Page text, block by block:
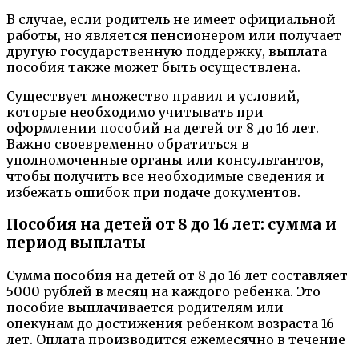
В случае, если родитель не имеет официальной
работы, но является пенсионером или получает
другую государственную поддержку, выплата
пособия также может быть осуществлена.
Существует множество правил и условий,
которые необходимо учитывать при
оформлении пособий на детей от 8 до 16 лет.
Важно своевременно обратиться в
уполномоченные органы или консультантов,
чтобы получить все необходимые сведения и
избежать ошибок при подаче документов.
Пособия на детей от 8 до 16 лет: сумма и
период выплаты
Сумма пособия на детей от 8 до 16 лет составляет
5000 рублей в месяц на каждого ребенка. Это
пособие выплачивается родителям или
опекунам до достижения ребенком возраста 16
лет. Оплата производится ежемесячно в течение